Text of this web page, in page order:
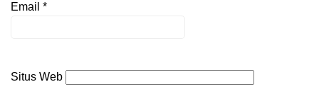
Email *
Situs Web